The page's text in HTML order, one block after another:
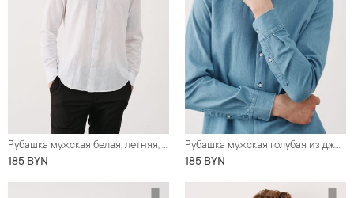
Рубашка мужская белая, летняя, хлопок со льном
185 BYN
Рубашка мужская голубая из джинсовой ткани
185 BYN